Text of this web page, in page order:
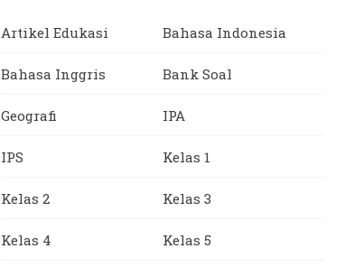
Artikel Edukasi Bahasa Indonesia
Bahasa Inggris Bank Soal
Geografi IPA
IPS Kelas 1
Kelas 2 Kelas 3
Kelas 4 Kelas 5